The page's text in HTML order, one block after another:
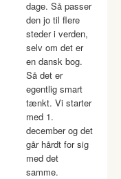
dage. Så passer
den jo til flere
steder i verden,
selv om det er
en dansk bog.
Så det er
egentlig smart
tænkt. Vi starter
med 1.
december og det
går hårdt for sig
med det
samme.